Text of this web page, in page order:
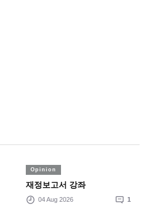
Opinion
재정보고서 강좌
04 Aug 2026 1